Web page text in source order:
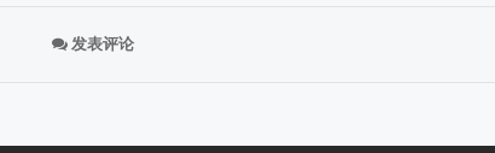
发表评论